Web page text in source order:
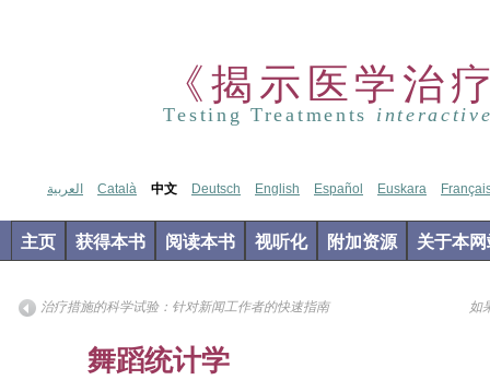
《揭示医学治
Testing Treatments
العربية Català 中文 Deutsch English Español Euskara
主页 获得本书 阅读本书 视听化 附加资源 关于本网
治疗措施的科学试验：针对新闻工作者的快速指南 如
舞蹈统计学